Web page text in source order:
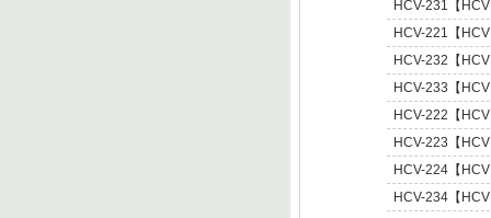
型肝炎病毒
Hepatitis C
HCV-231【
型肝炎病毒
Hepatitis C
HCV-221【
肝炎病毒NS5,
C Virus NS5
HCV-232【
型肝炎病毒
Hepatitis C
HCV-233【
型肝炎病毒
Hepatitis C
HCV-222【
肝炎病毒NS5,
C Virus NS5
HCV-223【
肝炎病毒NS5,
C Virus NS5
HCV-224【
肝炎病毒NS5,
HCV-234【